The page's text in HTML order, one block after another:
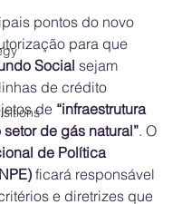
pontos do novo
para que
Social sejam
de crédito
de “infraestrutura
de gás natural”. O
de Política
ficará responsável
e diretrizes que